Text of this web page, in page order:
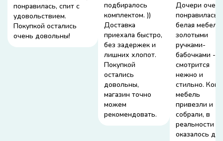
понравилась, спит с
удовольствием.
Покупкой остались
очень довольны!
подбиралось
комплектом. ))
Доставка
приехала быстро,
без задержек и
лишних хлопот.
Покупкой
остались
довольны,
магазин точно
можем
рекомендовать.
Дочери очень
понравилась
белая мебель
золотыми
ручками-
бабочками -
смотрится
нежно и
стильно.
мебель
привезли и
собрали, в
реальности
оказалось